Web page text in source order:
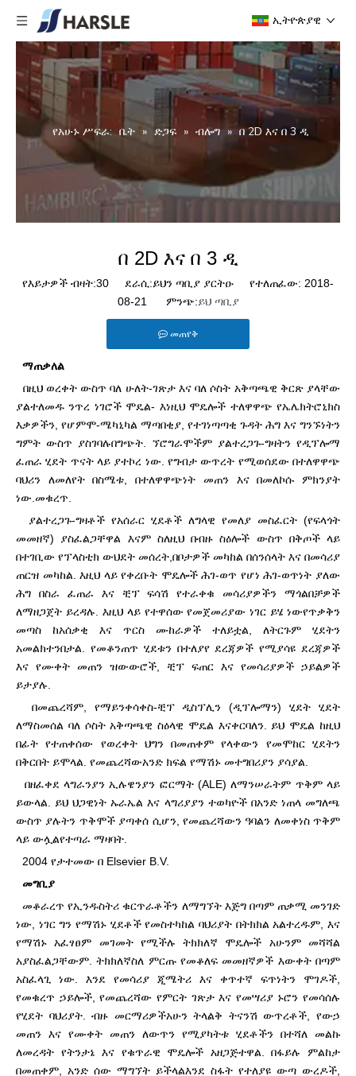
ኢትዮጵያዊ
የአሁኑ ሥፍራ: ቤት » ድጋፍ » ብሎግ » በ 2D እና በ 3 ዲ
በ 2D እና በ 3 ዲ
የእይታዎች ብዛት:30 ደራሲ:ይህን ጣቢያ ያርትዑ የተለጠፈው: 2018-
08-21 ምንጭ:ይህ ጣቢያ
መጠየቅ
ማጠቃለል
በዚህ ወረቀት ውስጥ ባለ ሁለት-ገጽታ እና ባለ ሶስት አቅጣጫዊ ቅርጽ ያላቸው
ያልተለመዱ ንጥረ ነገሮች ሞዴል- እነዚህ ሞዴሎች ተለዋዋጭ የኤሌክትሮኒክስ
እቃዎችን, የሆምሞ-ሜካኒካል ማጣበቂያ, የተገነጣጣቂ ጉዳት ሕግ እና ግንኙነትን
ግምት ውስጥ ያስገባሉበግጭት. ኘሮግራሞችም ያልተረጋጉ-ግዛትን የዲፕሎማ
ፈጠራ ሂደት ጥናት ላይ ያተኮረ ነው. የግብታ ውጥረት የሚወሰደው በተለዋዋጭ
ባህሪን ለመለየት በስሜቱ, በተለዋዋጭነት መጠን እና በመለኮሱ ምክንያት
ነው. መቁረጥ.
ያልተረጋጉ-ግዛቶች የአሰራር ሂደቶች ለግላዊ የመለያ መስፈርት (የፍላጎት
መመዘኛ) ያስፈልጋቸዋል እናም ስለዚህ በብዙ ስዕሎች ውስጥ በቅጦች ላይ
በተገቢው የፕላስቲክ ውህደት መሰረት, በቦታዎች መካከል በሰንሰላት እና በመሳሪያ
ጠርዝ መካከል. እዚህ ላይ የቀረቡት ሞዴሎች ሕገ-ወጥ የሆነ ሕገ-ወጥነት ያለው
ሕግ በስራ ፈጠራ እና ቺፕ ፍሳሽ የተራቀቁ መሳሪያዎችን ማጎልበቻዎች
ለማዘጋጀት ይረዳሉ. እዚህ ላይ የተዋሰው የመጀመሪያው ነገር ይሄ ነውየጥቃቅን
መጣስ ከአሰቃቂ እና ጥርስ ሙከራዎች ተለይቷል, ለትርጉም ሂደትን
አመልክተንበታል. የመቆንጠጥ ሂደቱን በተለያየ ደረጃዎች የሚያሳዩ ደረጃዎች
እና የሙቀት መጠን ዝውውሮች, ቺፕ ፍጠር እና የመሳሪያዎች ኃይልዎች
ይታያሉ.
በመጨረሻም, የማይንቀሳቀስ-ቺፕ ዲስፕሊን (ዲፕሎማን) ሂደት ሂደት
ለማስመሰል ባለ ሶስት አቅጣጫዊ ስዕላዊ ሞዴል እናቀርባለን. ይህ ሞዴል ከዚህ
በፊት የተጠቀሰው የወረቀት ህግን በመጠቀም የላቀውን የመሞከር ሂደትን
በቅርበት ይሞላል. የመጨረሻውአንድ ክፍል የማሽኑ መተግበሪያን ያሳያል.
በዘፈቀደ ላግራንያን ኢሉዌንያን ፎርማት (ALE) ለማንሠራትም ጥቅም ላይ
ይውላል. ይህ ህጋዊነት ኡራኤል እና ላግሪያያን ተወካዮች በአንድ ነጠላ መግለጫ
ውስጥ ያሉትን ጥቅሞች ያጣቀሰ ሲሆን, የመጨረሻውን ዓባልን ለመቀነስ ጥቅም
ላይ ውሏልየተጣራ ማዛባት.
2004 የታተመው በ Elsevier B.V.
መግቢያ
መቆራረጥ የኢንዱስትሪ ቁርጥራቶችን ለማግኘት እጅግ በጣም ጠቃሚ መንገድ
ነው, ነገር ግን የማሽኑ ሂደቶች የመስተካከል ባህሪያት በትክክል አልተረዱም, እና
የማሽኑ አፈፃፀም መገመት የሚችሉ ትክክለኛ ሞዴሎች አሁንም መሻሻል
አያስፈልጋቸውም. ትክክለኛስለ ምርጡ የመቆለፍ መመዘኛዎች እውቀት በጣም
አስፈላጊ ነው. እንደ የመሳሪያ ጂሜትሪ እና ቀጥተኛ ፍጥነትን ሞገዶች,
የመቁረጥ ኃይሎች, የመጨረሻው የምርት ገጽታ እና የመሣሪያ ኑሮን የመሳሰሉ
የሂደት ባህሪያት. ብዙ መርማሪዎችአሁን ትላልቅ ትናንሽ ውጥረቶች, የውኃ
መጠን እና የሙቀት መጠን ለውጥን የሚያካትቱ ሂደቶችን በተሻለ መልኩ
ለመረዳት የትንታኔ እና የቁጥራዊ ሞዴሎች አዘጋጅተዋል. በፋይሉ ምልከታ
በመጠቀም, አንድ ሰው ማግኘት ይችላልእንደ ስፋት የተለያዩ ውጣ ውረዶች,